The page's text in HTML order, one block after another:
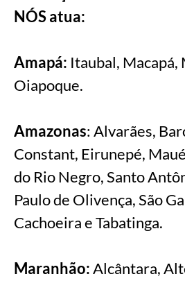
NÓS atua:
Amapá: Itaubal, Macapá,
Oiapoque.
Amazonas: Alvarães,
Constant, Eirunepé,
do Rio Negro, Santo
Paulo de Olivença, São
Cachoeira e Tabatinga.
Maranhão:Alcântara,